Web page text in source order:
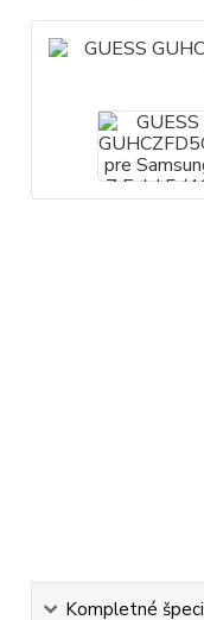
Kompletné